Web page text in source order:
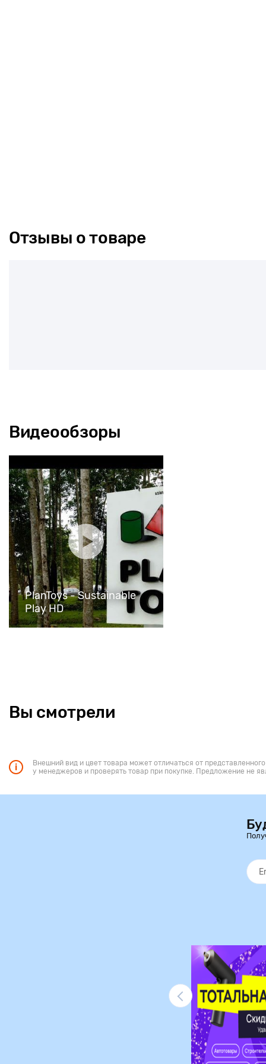
Отзывы о товаре
Видеообзоры
PlanToys - Sustainable
Play HD
Вы смотрели
Внешний вид и цвет товара может отличаться от
у менеджеров и проверять товар при покупке. Предложение не